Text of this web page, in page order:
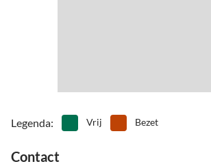
Legenda: Vrij Bezet
Contact